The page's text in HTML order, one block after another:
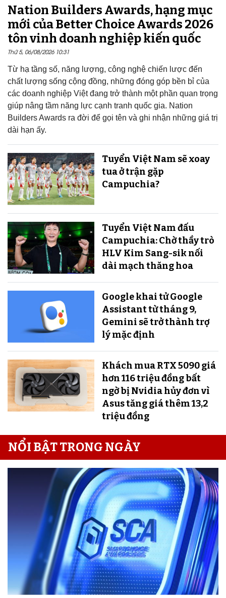
Nation Builders Awards, hạng mục
mới của Better Choice Awards 2026
tôn vinh doanh nghiệp kiến quốc
Thứ 5, 06/08/2026 10:31
Từ hạ tầng số, năng lượng, công nghệ chiến lược đến
chất lượng sống cộng đồng, những đóng góp bền bỉ của
các doanh nghiệp Việt đang trở thành một phần quan trọng
giúp nâng tầm năng lực cạnh tranh quốc gia. Nation
Builders Awards ra đời để gọi tên và ghi nhận những giá trị
dài hạn ấy.
Tuyển Việt Nam sẽ xoay
tua ở trận gặp
Campuchia?
Tuyển Việt Nam đấu
Campuchia: Chờ thầy trò
HLV Kim Sang-sik nối
dài mạch thăng hoa
Google khai tử Google
Assistant từ tháng 9,
Gemini sẽ trở thành trợ
lý mặc định
Khách mua RTX 5090 giá
hơn 116 triệu đồng bất
ngờ bị Nvidia hủy đơn vì
Asus tăng giá thêm 13,2
triệu đồng
NỔI BẬT TRONG NGÀY